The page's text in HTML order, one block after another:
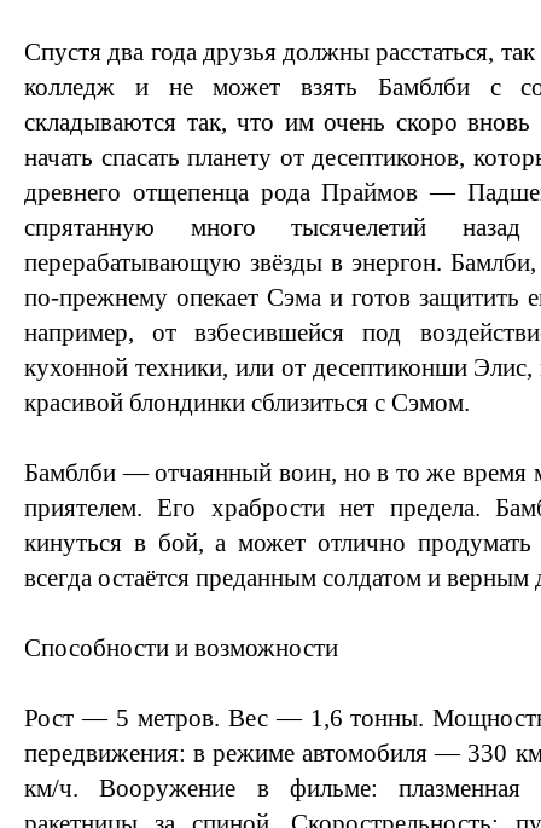
Спустя два года друзья должны расстаться,
колледж и не может взять Бамблби с
складываются так, что им очень скоро вновь
начать спасать планету от десептиконов,
древнего отщепенца рода Праймов —
спрятанную много тысячелетий
перерабатывающую звёзды в энергон. Бамлби,
по-прежнему опекает Сэма и готов
например, от взбесившейся под
кухонной техники, или от десептиконши Элис,
красивой блондинки сблизиться с Сэмом.
Бамблби — отчаянный воин, но в то же
приятелем. Его храбрости нет предела.
кинуться в бой, а может отлично
всегда остаётся преданным солдатом и верным
Способности и возможности
Рост — 5 метров. Вес — 1,6 тонны.
передвижения: в режиме автомобиля — 330
км/ч. Вооружение в фильме: